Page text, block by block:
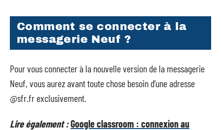
Comment se connecter à la
messagerie Neuf ?
Pour vous connecter à la nouvelle version de la messagerie
Neuf, vous aurez avant toute chose besoin d’une adresse
@sfr.fr exclusivement.
Lire également :Google classroom : connexion au